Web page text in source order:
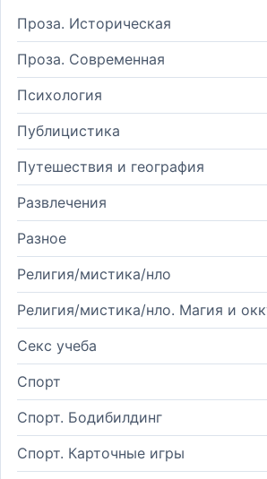
Проза. Историческая
Проза. Современная
Психология
Публицистика
Путешествия и география
Развлечения
Разное
Религия/мистика/нло
Религия/мистика/нло. Магия и
Секс учеба
Спорт
Спорт. Бодибилдинг
Спорт. Карточные игры